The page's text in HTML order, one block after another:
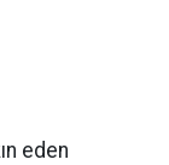
eden